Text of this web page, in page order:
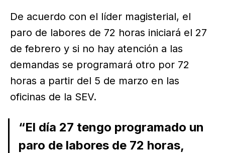
De acuerdo con el líder magisterial, el
paro de labores de 72 horas iniciará el 27
de febrero y si no hay atención a las
demandas se programará otro por 72
horas a partir del 5 de marzo en las
oficinas de la SEV.
“El día 27 tengo programado un
paro de labores de 72 horas,